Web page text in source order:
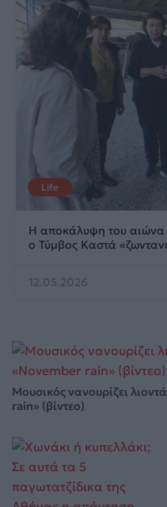
Life
Η αποκάλυψη του
ο Τύμβος Καστά
12.05.2026
Μουσικός νανουρίζει
rain» (βίντεο)